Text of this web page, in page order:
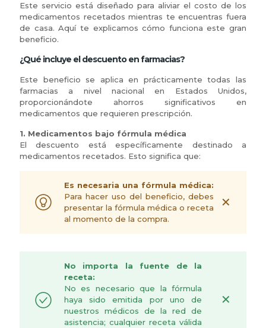
Este servicio está diseñado para aliviar el costo de los
medicamentos recetados mientras te encuentras fuera
de casa. Aquí te explicamos cómo funciona este gran
beneficio.
¿Qué incluye el descuento en farmacias?
Este beneficio se aplica en prácticamente todas las
farmacias a nivel nacional en Estados Unidos,
proporcionándote ahorros significativos en
medicamentos que requieren prescripción.
1. Medicamentos bajo fórmula médica
El descuento está específicamente destinado a
medicamentos recetados. Esto significa que:
Es necesaria una fórmula médica:
Para hacer uso del beneficio, debes
presentar la fórmula médica o receta
al momento de la compra.
✕
No importa la fuente de la
receta:
No es necesario que la fórmula
haya sido emitida por uno de
nuestros médicos de la red de
asistencia; cualquier receta válida
✕